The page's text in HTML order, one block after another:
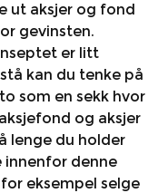
ut aksjer og fond
gevinsten.
er litt
kan du tenke på
som en sekk hvor
og aksjer
lenge du holder
innenfor denne
eksempel selge